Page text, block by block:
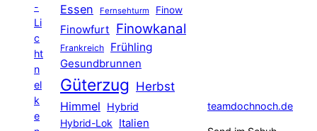
-
Li
c
ht
n
el
k
e
Essen Fernsehturm Finow
Finowfurt Finowkanal
Frankreich Frühling
Gesundbrunnen
Güterzug Herbst
Himmel
Hybrid
Hybrid-Lok Italien
teamdochnoch.de